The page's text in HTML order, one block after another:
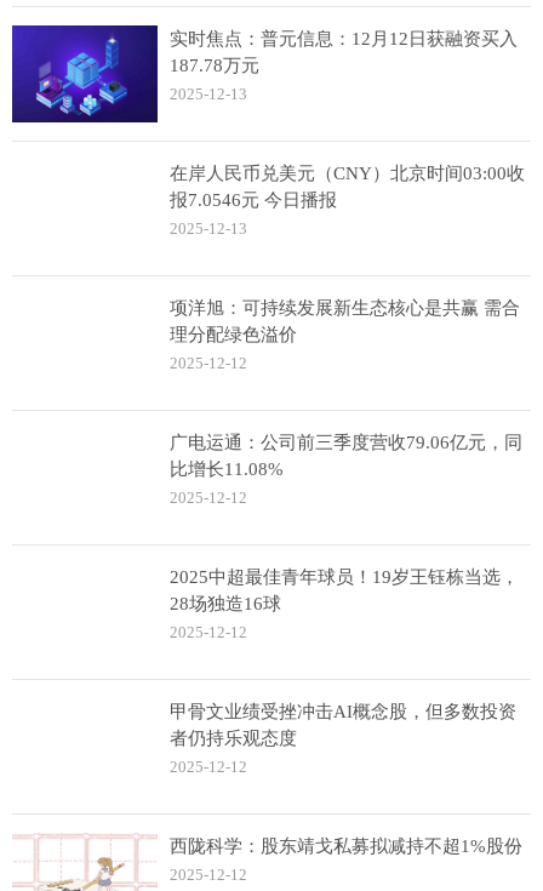
实时焦点：普元信息：12月12日获融资买入
187.78万元
2025-12-13
在岸人民币兑美元（CNY）北京时间03:00收
报7.0546元 今日播报
2025-12-13
项洋旭：可持续发展新生态核心是共赢 需合
理分配绿色溢价
2025-12-12
广电运通：公司前三季度营收79.06亿元，同
比增长11.08%
2025-12-12
2025中超最佳青年球员！19岁王钰栋当选，
28场独造16球
2025-12-12
甲骨文业绩受挫冲击AI概念股，但多数投资
者仍持乐观态度
2025-12-12
西陇科学：股东靖戈私募拟减持不超1%股份
2025-12-12